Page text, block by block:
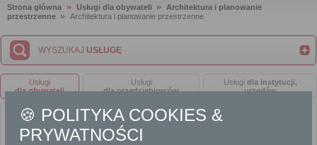
Strona główna Usługi dla obywateli
Architektura i planowanie
przestrzenne
Architektura i planowanie przestrzenne
WYSZUKAJ USŁUGĘ
Usługi
dla obywateli
Usługi
dla przedsiębiorców
Usługi dla instytucji,
urzędów
BUDOWNICTWO
🍪 POLITYKA COOKIES &
PRYWATNOŚCI